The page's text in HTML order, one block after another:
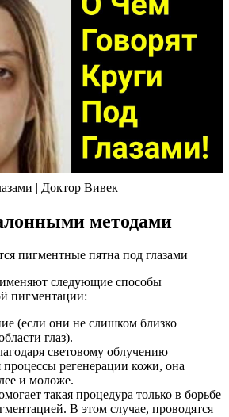
| Доктор Вивек
методами
следующие способы
пигментации:
(если они не слишком близко
глаз).
световому облучению
процессы регенерации кожи, она
и моложе.
такая процедура только в борьбе
В этом случае, проводятся